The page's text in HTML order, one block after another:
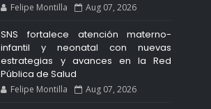
Felipe Montilla Aug 07, 2026
SNS fortalece atención materno-
infantil y neonatal con nuevas
estrategias y avances en la Red
Pública de Salud
Felipe Montilla Aug 07, 2026